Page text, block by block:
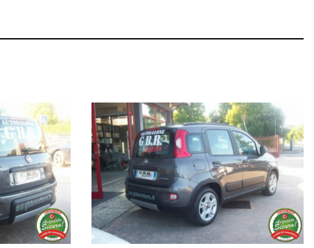
Europea di 12 o 24 mesi.